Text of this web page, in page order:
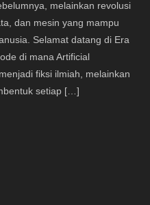
melainkan revolusi
dan mesin yang mampu
Selamat datang di Era
di mana Artificial
fiksi ilmiah, melainkan
setiap […]